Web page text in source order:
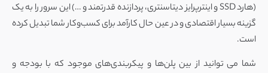
(هارد SSD و اینترپرایز دیتاسنتری، پردازنده قدرتمند و …) این سرور را به یک
گزینه بسیار اقتصادی و در عین حال کارآمد برای کسب‌و‌کار شما تبدیل کرده
است.
شما می توانید از بین پلن‌ها و پیکربندی‌های موجود که با بودجه و